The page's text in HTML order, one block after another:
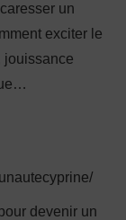
un
exciter le
jouissance
devenir un